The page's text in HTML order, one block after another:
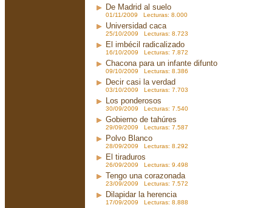
De Madrid al suelo
01/11/2009 Lecturas: 8.000
Universidad caca
25/10/2009 Lecturas: 8.723
El imbécil radicalizado
16/10/2009 Lecturas: 7.872
Chacona para un infante difunto
09/10/2009 Lecturas: 8.386
Decir casi la verdad
03/10/2009 Lecturas: 7.703
Los ponderosos
30/09/2009 Lecturas: 7.540
Gobierno de tahúres
29/09/2009 Lecturas: 7.587
Polvo Blanco
28/09/2009 Lecturas: 8.292
El tiraduros
26/09/2009 Lecturas: 9.498
Tengo una corazonada
23/09/2009 Lecturas: 7.572
Dilapidar la herencia
17/09/2009 Lecturas: 8.888